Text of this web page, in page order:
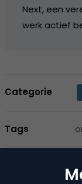
Next, een
werk actief
Categorie
Tags